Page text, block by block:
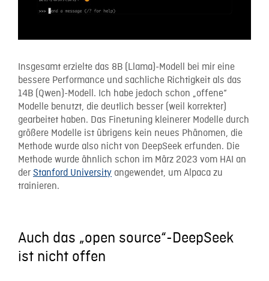
Insgesamt erzielte das 8B (Llama)-Modell bei mir eine
bessere Performance und sachliche Richtigkeit als das
14B (Qwen)-Modell. Ich habe jedoch schon „offene“
Modelle benutzt, die deutlich besser (weil korrekter)
gearbeitet haben. Das Finetuning kleinerer Modelle durch
größere Modelle ist übrigens kein neues Phänomen, die
Methode wurde also nicht von DeepSeek erfunden. Die
Methode wurde ähnlich schon im März 2023 vom HAI an
der Stanford University angewendet, um Alpaca zu
trainieren.
Auch das „open source“-DeepSeek
ist nicht offen